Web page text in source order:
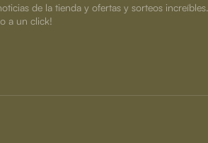
de la tienda y ofertas y sorteos increíbles.
a un click!